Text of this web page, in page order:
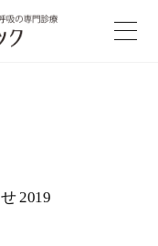
続
2019